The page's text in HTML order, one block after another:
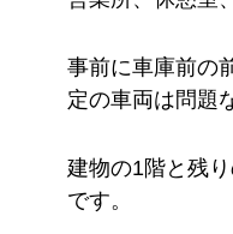
事前に車庫前の
定の車両は問題
建物の1階と残
です。